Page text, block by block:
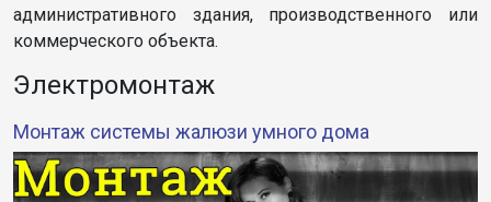
административного здания, производственного или
коммерческого объекта.
Электромонтаж
Монтаж системы жалюзи умного дома